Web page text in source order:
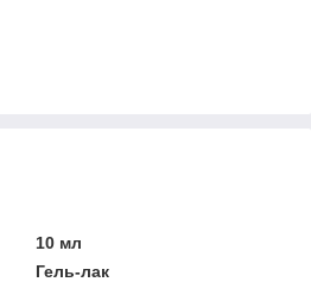
10 мл
Гель-лак